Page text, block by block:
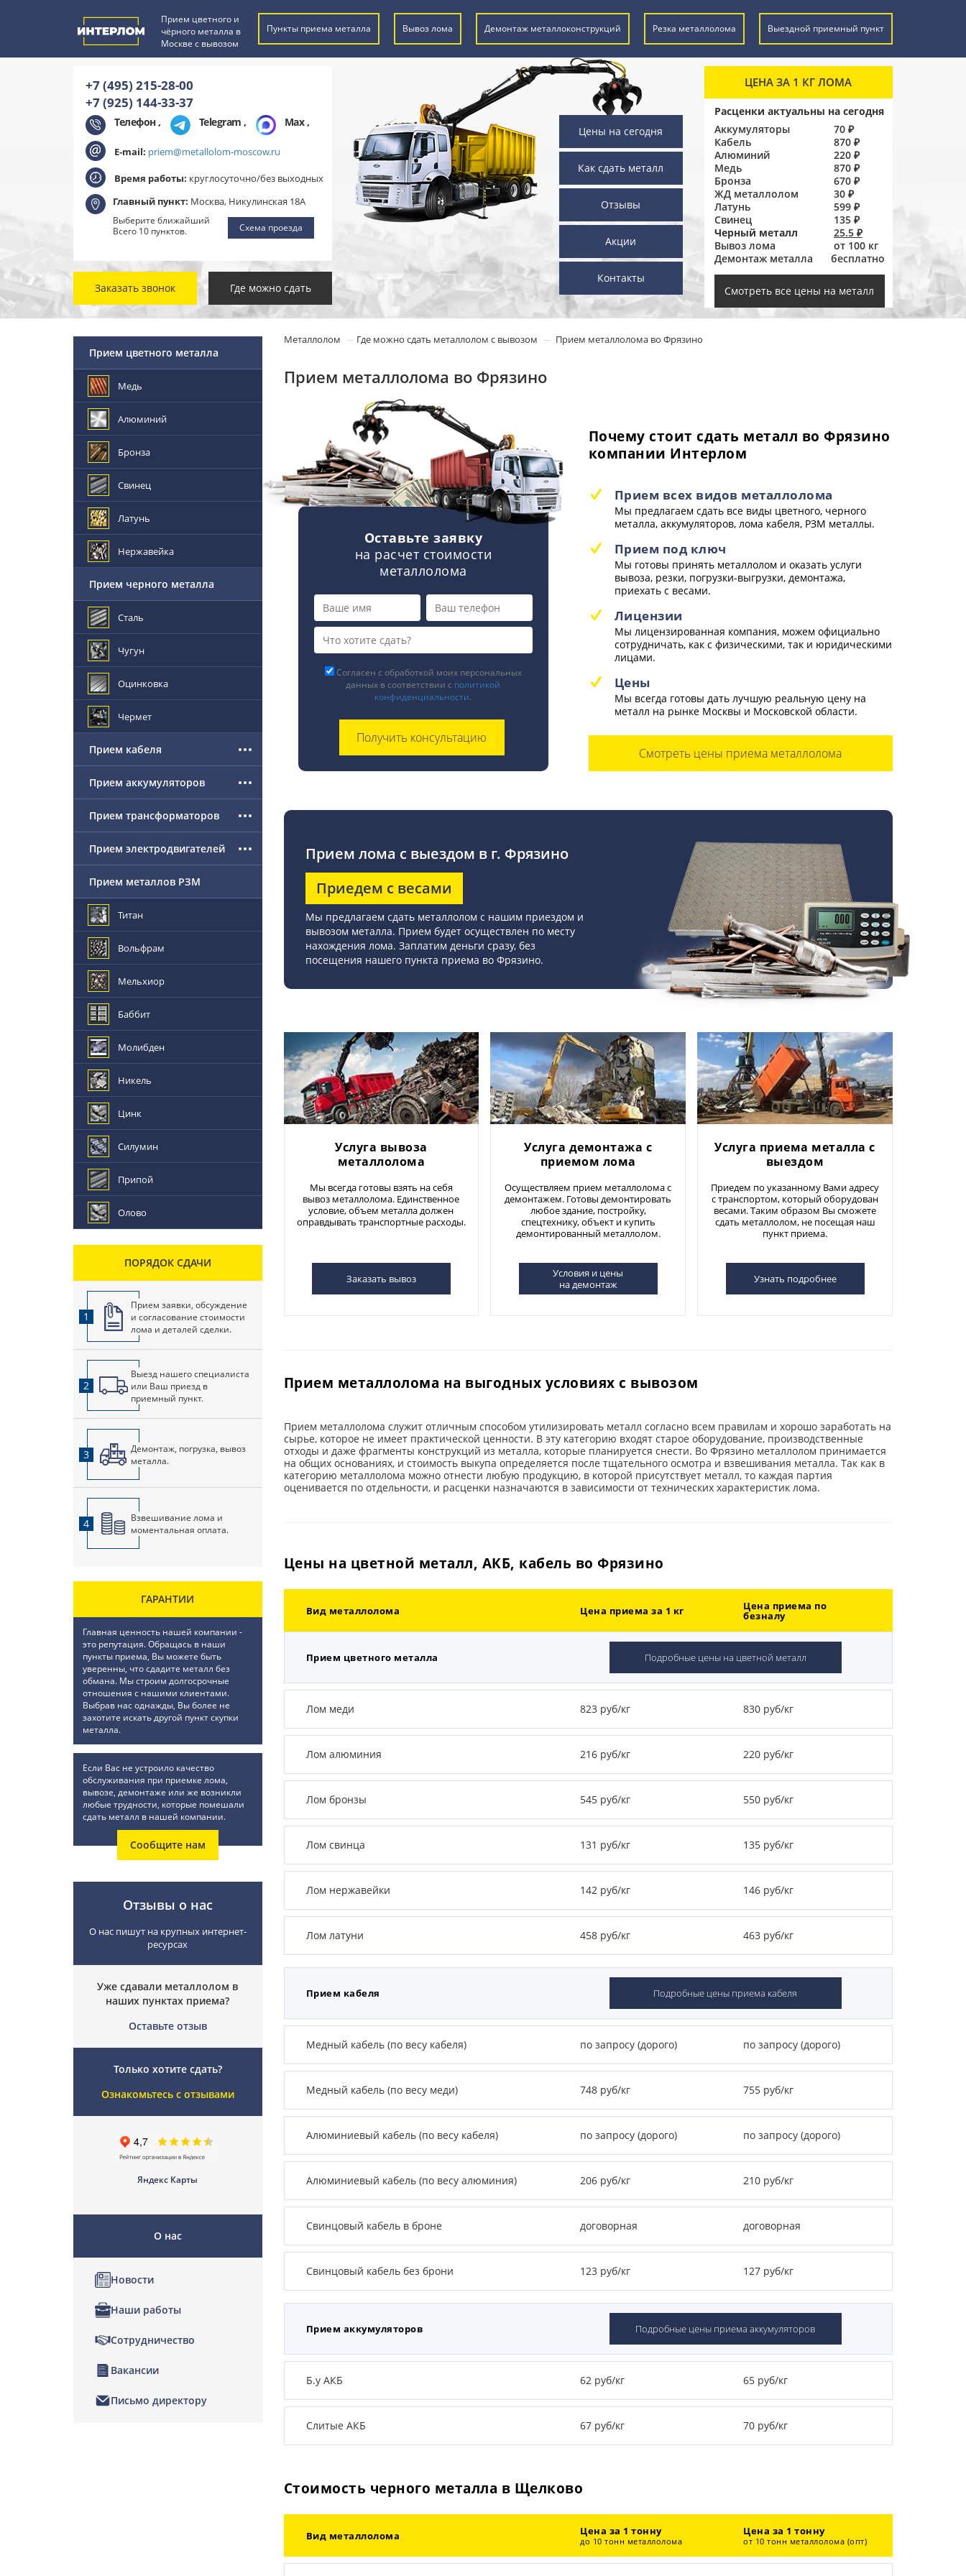
Прием цветного и
чёрного металла в
Москве с вывозом
Пункты приема металла Вывоз лома Демонтаж металлоконструкций Резка металлолома Выездной приемный пункт
+7 (495) 215-28-00
+7 (925) 144-33-37
Телефон , Telegram , Max,
E-mail: priem@metallolom-moscow.ru
Время работы: круглосуточно/без выходных
Главный пункт: Москва, Никулинская 18А
Выберите ближайший
Всего 10 пунктов.
Схема проезда
Заказать звонок Где можно сдать
ЦЕНА ЗА 1 КГ ЛОМА
Расценки актуальны на сегодня
Аккумуляторы
70 ₽
Кабель
870 ₽
Алюминий
220 ₽
Медь
870 ₽
Бронза
670 ₽
ЖД металлолом
30 ₽
Латунь
599 ₽
Свинец
135 ₽
Черный металл
25.5 ₽
Вывоз лома
от 100 кг
Демонтаж металла
бесплатно
Смотреть все цены на металл
Цены на сегодня
Как сдать металл
Отзывы
Акции
Контакты
Металлолом Где можно сдать металлолом с вывозом Прием металлолома во Фрязино
Прием металлолома во Фрязино
Оставьте заявку
на расчет стоимости
металлолома
Согласен с обработкой моих персональных
данных в соответствии с политикой
конфиденциальности.
Почему стоит сдать металл во Фрязино
компании Интерлом
Прием всех видов металлолома
Мы предлагаем сдать все виды цветного, черного
металла, аккумуляторов, лома кабеля, РЗМ металлы.
Прием под ключ
Мы готовы принять металлолом и оказать услуги
вывоза, резки, погрузки-выгрузки, демонтажа,
приехать с весами.
Лицензии
Мы лицензированная компания, можем официально
сотрудничать, как с физическими, так и юридическими
лицами.
Цены
Мы всегда готовы дать лучшую реальную цену на
металл на рынке Москвы и Московской области.
Смотреть цены приема металлолома
Прием лома с выездом в г. Фрязино
Приедем с весами
Мы предлагаем сдать металлолом с нашим приездом и
вывозом металла. Прием будет осуществлен по месту
нахождения лома. Заплатим деньги сразу, без
посещения нашего пункта приема во Фрязино.
Услуга вывоза
металлолома
Мы всегда готовы взять на себя
вывоз металлолома. Единственное
условие, объем металла должен
оправдывать транспортные расходы.
Заказать вывоз
Услуга демонтажа с
приемом лома
Осуществляем прием металлолома с
демонтажем. Готовы демонтировать
любое здание, постройку,
спецтехнику, объект и купить
демонтированный металлолом.
Условия и цены
на демонтаж
Услуга приема металла с
выездом
Приедем по указанному Вами адресу
с транспортом, который оборудован
весами. Таким образом Вы сможете
сдать металлолом, не посещая наш
пункт приема.
Узнать подробнее
Прием металлолома на выгодных условиях с вывозом
Прием металлолома служит отличным способом утилизировать металл согласно всем правилам и хорошо заработать на
сырье, которое не имеет практической ценности. В эту категорию входят старое оборудование, производственные
отходы и даже фрагменты конструкций из металла, которые планируется снести. Во Фрязино металлолом принимается
на общих основаниях, и стоимость выкупа определяется после тщательного осмотра и взвешивания металла. Так как в
категорию металлолома можно отнести любую продукцию, в которой присутствует металл, то каждая партия
оценивается по отдельности, и расценки назначаются в зависимости от технических характеристик лома.
Цены на цветной металл, АКБ, кабель во Фрязино
Вид металлолома Цена приема за 1 кг Цена приема по
безналу
Прием цветного металла Подробные цены на цветной металл
Лом меди 823 руб/кг 830 руб/кг
Лом алюминия 216 руб/кг 220 руб/кг
Лом бронзы 545 руб/кг 550 руб/кг
Лом свинца 131 руб/кг 135 руб/кг
Лом нержавейки 142 руб/кг 146 руб/кг
Лом латуни 458 руб/кг 463 руб/кг
Прием кабеля Подробные цены приема кабеля
Медный кабель (по весу кабеля) по запросу (дорого) по запросу (дорого)
Медный кабель (по весу меди) 748 руб/кг 755 руб/кг
Алюминиевый кабель (по весу кабеля) по запросу (дорого) по запросу (дорого)
Алюминиевый кабель (по весу алюминия) 206 руб/кг 210 руб/кг
Свинцовый кабель в броне договорная договорная
Свинцовый кабель без брони 123 руб/кг 127 руб/кг
Прием аккумуляторов Подробные цены приема аккумуляторов
Б.у АКБ 62 руб/кг 65 руб/кг
Слитые АКБ 67 руб/кг 70 руб/кг
Стоимость черного металла в Щелково
Вид металлолома Цена за 1 тонну
до 10 тонн металлолома
Цена за 1 тонну
от 10 тонн металлолома (опт)
Прием цветного металла
Медь
Алюминий
Бронза
Свинец
Латунь
Нержавейка
Прием черного металла
Сталь
Чугун
Оцинковка
Чермет
Прием кабеля
Прием аккумуляторов
Прием трансформаторов
Прием электродвигателей
Прием металлов РЗМ
Титан
Вольфрам
Мельхиор
Баббит
Молибден
Никель
Цинк
Силумин
Припой
Олово
ПОРЯДОК СДАЧИ
1
Прием заявки, обсуждение
и согласование стоимости
лома и деталей сделки.
2
Выезд нашего специалиста
или Ваш приезд в
приемный пункт.
3
Демонтаж, погрузка, вывоз
металла.
4
Взвешивание лома и
моментальная оплата.
ГАРАНТИИ
Главная ценность нашей компании -
это репутация. Обращась в наши
пункты приема, Вы можете быть
уверенны, что сдадите металл без
обмана. Мы строим долгосрочные
отношения с нашими клиентами.
Выбрав нас однажды, Вы более не
захотите искать другой пункт скупки
металла.
Если Вас не устроило качество
обслуживания при приемке лома,
вывозе, демонтаже или же возникли
любые трудности, которые помешали
сдать металл в нашей компании.
Сообщите нам
Отзывы о нас
О нас пишут на крупных интернет-
ресурсах
Уже сдавали металлолом в
наших пунктах приема?
Оставьте отзыв
Только хотите сдать?
Ознакомьтесь с отзывами
Яндекс Карты
О нас
Новости
Наши работы
Сотрудничество
Вакансии
Письмо директору